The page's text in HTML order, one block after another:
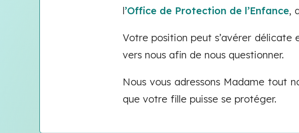
l’Office de Protection de l’Enfance,
Votre position peut s’avérer délicate
vers nous afin de nous questionner.
Nous vous adressons Madame tout
que votre fille puisse se protéger.